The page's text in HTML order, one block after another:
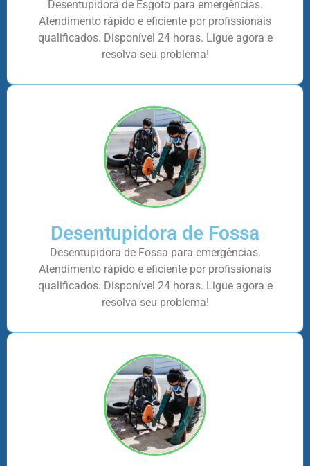
Desentupidora de Esgoto para emergências.
Atendimento rápido e eficiente por profissionais
qualificados. Disponível 24 horas. Ligue agora e
resolva seu problema!
Desentupidora de Fossa
Desentupidora de Fossa para emergências.
Atendimento rápido e eficiente por profissionais
qualificados. Disponível 24 horas. Ligue agora e
resolva seu problema!